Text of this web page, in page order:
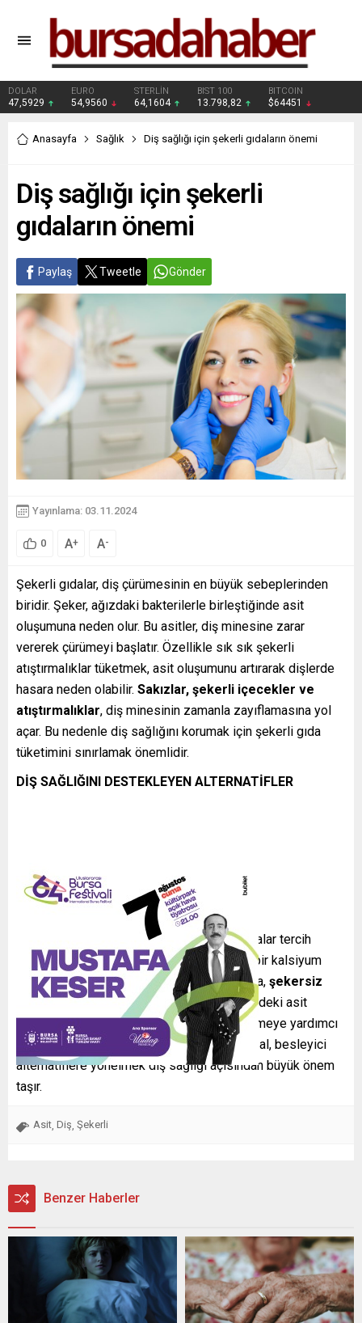
DOLAR
47,5929
EURO
54,9560
STERLİN
64,1604
BIST 100
13.798,82
BITCOIN
$64451
Anasayfa Sağlık Diş sağlığı için şekerli gıdaların önemi
Diş sağlığı için şekerli
gıdaların önemi
Paylaş Tweetle Gönder
Yayınlama: 03.11.2024
0 A+ A-
Şekerli gıdalar, diş çürümesinin en büyük sebeplerinden
biridir. Şeker, ağızdaki bakterilerle birleştiğinde asit
oluşumuna neden olur. Bu asitler, diş minesine zarar
vererek çürümeyi başlatır. Özellikle sık sık şekerli
atıştırmalıklar tüketmek, asit oluşumunu artırarak dişlerde
hasara neden olabilir. Sakızlar, şekerli içecekler ve
atıştırmalıklar, diş minesinin zamanla zayıflamasına yol
açar. Bu nedenle diş sağlığını korumak için şekerli gıda
tüketimini sınırlamak önemlidir.
DİŞ SAĞLIĞINI DESTEKLEYEN ALTERNATİFLER
Diş sağlığı için şekersiz ve düşük asitli gıdalar tercih
edilmelidir.Süt ürünleridişler için önemli bir kalsiyum
kaynağıdır ve diş minesini güçlendirir. Ayrıca, şekersiz
sakızlartükürük üretimini artırarak ağız içindeki asit
seviyesini düşürür ve diş çürümelerini önlemeye yardımcı
olur. Şekerli gıdalardan uzak durmak ve doğal, besleyici
alternatiflere yönelmek diş sağlığı açısından büyük önem
taşır.
Asit Diş Şekerli
Benzer Haberler